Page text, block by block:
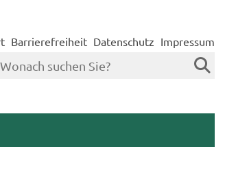
Barrierefreiheit Datenschutz Impressum